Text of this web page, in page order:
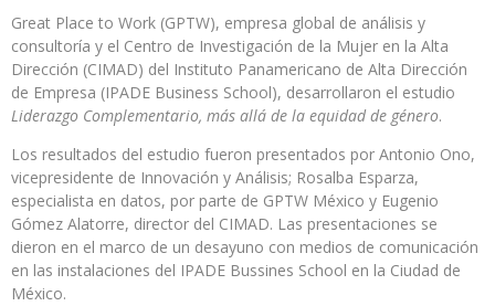
Great Place to Work (GPTW), empresa global de análisis y
consultoría y el Centro de Investigación de la Mujer en la Alta
Dirección (CIMAD) del Instituto Panamericano de Alta Dirección
de Empresa (IPADE Business School), desarrollaron el estudio
Liderazgo Complementario, más allá de la equidad de género.
Los resultados del estudio fueron presentados por Antonio Ono,
vicepresidente de Innovación y Análisis; Rosalba Esparza,
especialista en datos, por parte de GPTW México y Eugenio
Gómez Alatorre, director del CIMAD. Las presentaciones se
dieron en el marco de un desayuno con medios de comunicación
en las instalaciones del IPADE Bussines School en la Ciudad de
México.